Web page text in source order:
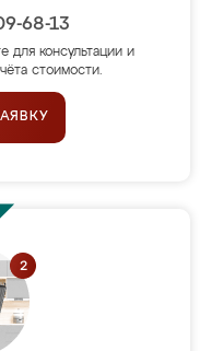
68-13
для консультации и
стоимости.